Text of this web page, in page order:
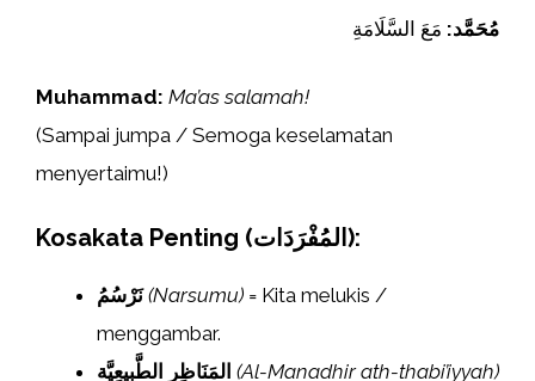
مُحَمَّد: مَعَ السَّلَامَةِ
Muhammad: Ma’as salamah!
(Sampai jumpa / Semoga keselamatan
menyertaimu!)
Kosakata Penting (المُفْرَدَات):
نَرْسُمُ (Narsumu) = Kita melukis /
menggambar.
المَنَاظِر الطَّبِيعِيَّة (Al-Manadhir ath-thabi’iyyah)